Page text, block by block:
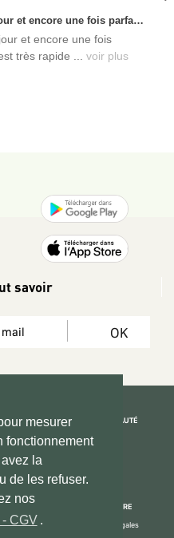
mesurer
fonctionnement
la
de les refuser.
nos
CGV .
Nouvelle commande reçue ce jour et encore une fois parfaitement satisfaite, l'envoi est très rapide et les produits sont toujours conditionnés de manière personnalisés. L'avantage de commander auprès de créateurs indépendants.
et encore une fois
très rapide ... voir plus
savoir
OK
REJOIGNEZ LA COMMUNAUTÉ
NOUS CONNAÎTRE
Informations Légales